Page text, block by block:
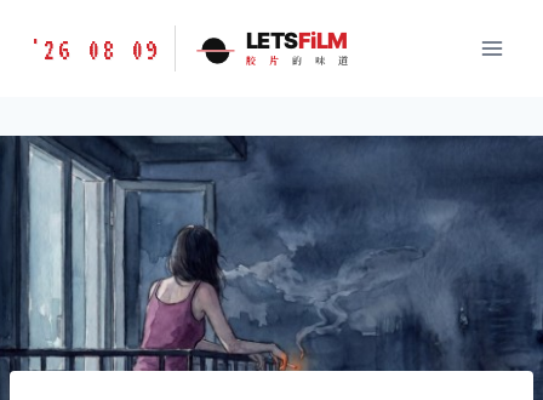
胶
味
道
LETSFILM
'26 08 09 LETSFiLM
胶 片 的 味 道